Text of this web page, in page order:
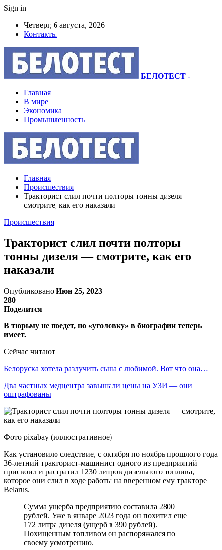
Sign in
Четверг, 6 августа, 2026
Контакты
БЕЛОТЕСТ -
Главная
В мире
Экономика
Промышленность
Главная
Происшествия
Тракторист слил почти полторы тонны дизеля —
смотрите, как его наказали
Происшествия
Тракторист слил почти полторы
тонны дизеля — смотрите, как его
наказали
Опубликовано Июн 25, 2023
280
Поделится
В тюрьму не поедет, но «уголовку» в биографии теперь
имеет.
Сейчас читают
Белоруска хотела разлучить сына с любимой. Вот что она…
Два частных медцентра завышали цены на УЗИ — они
оштрафованы
Фото pixabay (иллюстративное)
Как установило следствие, с октября по ноябрь прошлого года
36-летний тракторист-машинист одного из предприятий
присвоил и растратил 1230 литров дизельного топлива,
которое они слил в ходе работы на вверенном ему тракторе
Belarus.
Сумма ущерба предприятию составила 2800
рублей. Уже в январе 2023 года он похитил еще
172 литра дизеля (ущерб в 390 рублей).
Похищенным топливом он распоряжался по
своему усмотрению.